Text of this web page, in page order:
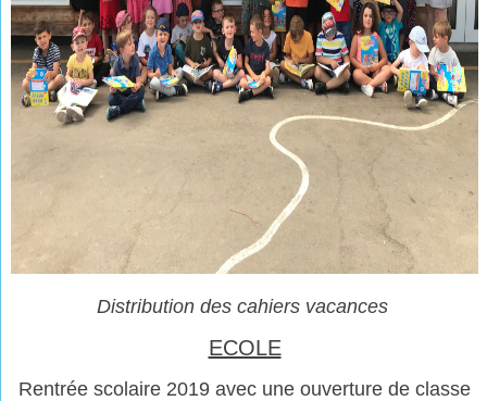
Distribution des cahiers vacances
ECOLE
Rentrée scolaire 2019 avec une ouverture de classe